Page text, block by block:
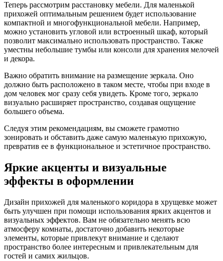
Теперь рассмотрим расстановку мебели. Для маленькой
прихожей оптимальным решением будет использование
компактной и многофункциональной мебели. Например,
можно установить угловой или встроенный шкаф, который
позволит максимально использовать пространство. Также
уместны небольшие тумбы или консоли для хранения мелочей
и декора.
Важно обратить внимание на размещение зеркала. Оно
должно быть расположено в таком месте, чтобы при входе в
дом человек мог сразу себя увидеть. Кроме того, зеркало
визуально расширяет пространство, создавая ощущение
большего объема.
Следуя этим рекомендациям, вы сможете грамотно
зонировать и обставить даже самую маленькую прихожую,
превратив ее в функциональное и эстетичное пространство.
Яркие акценты и визуальные
эффекты в оформлении
Дизайн прихожей для маленького коридора в хрущевке может
быть улучшен при помощи использования ярких акцентов и
визуальных эффектов. Вам не обязательно менять всю
атмосферу комнаты, достаточно добавить некоторые
элементы, которые привлекут внимание и сделают
пространство более интересным и привлекательным для
гостей и самих жильцов.